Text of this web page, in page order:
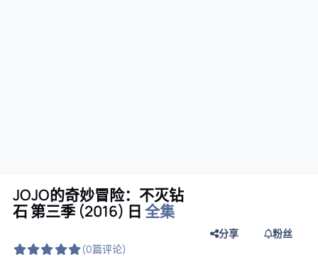
JOJO的奇妙冒险：不灭钻
石 第三季 (2016) 日全集
(0篇评论)
分享 粉丝